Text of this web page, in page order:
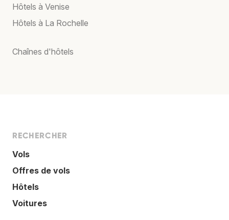
Hôtels à Venise
Hôtels à La Rochelle
Chaînes d'hôtels
RECHERCHER
Vols
Offres de vols
Hôtels
Voitures